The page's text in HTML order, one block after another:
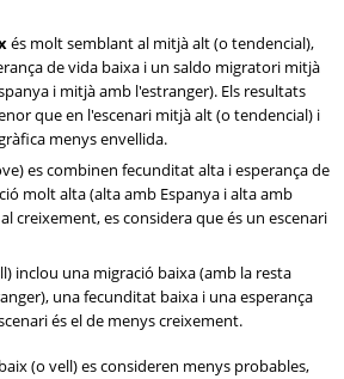
és molt semblant al mitjà alt (o tendencial),
de vida baixa i un saldo migratori mitjà
i mitjà amb l'estranger). Els resultats
que en l'escenari mitjà alt (o tendencial) i
menys envellida.
es combinen fecunditat alta i esperança de
molt alta (alta amb Espanya i alta amb
creixement, es considera que és un escenari
inclou una migració baixa (amb la resta
una fecunditat baixa i una esperança
és el de menys creixement.
(o vell) es consideren menys probables,